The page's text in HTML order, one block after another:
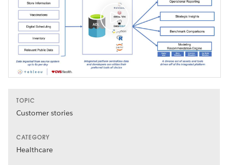
TOPIC
Customer stories
CATEGORY
Healthcare